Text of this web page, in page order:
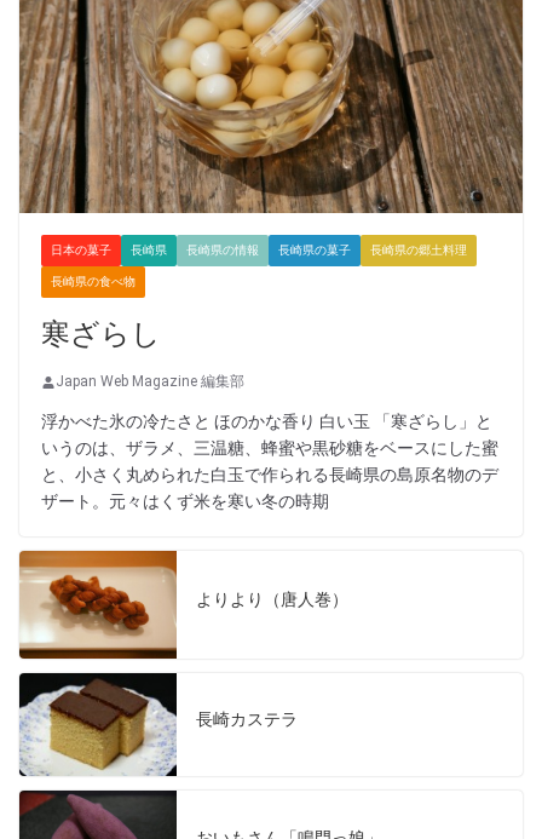
日本の菓子 長崎県 長崎県の情報 長崎県の菓子 長崎県の郷土料理
長崎県の食べ物
寒ざらし
Japan Web Magazine 編集部
浮かべた氷の冷たさと ほのかな香り 白い玉 「寒ざらし」と
いうのは、ザラメ、三温糖、蜂蜜や黒砂糖をベースにした蜜
と、小さく丸められた白玉で作られる長崎県の島原名物のデ
ザート。元々はくず米を寒い冬の時期
よりより（唐人巻）
長崎カステラ